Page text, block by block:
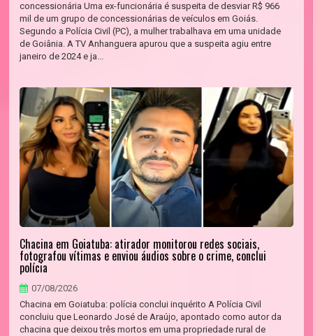
concessionária Uma ex-funcionária é suspeita de desviar R$ 966
mil de um grupo de concessionárias de veículos em Goiás.
Segundo a Polícia Civil (PC), a mulher trabalhava em uma unidade
de Goiânia. A TV Anhanguera apurou que a suspeita agiu entre
janeiro de 2024 e ja...
Chacina em Goiatuba: atirador monitorou redes sociais,
fotografou vítimas e enviou áudios sobre o crime, conclui
polícia
07/08/2026
Chacina em Goiatuba: polícia conclui inquérito A Polícia Civil
concluiu que Leonardo José de Araújo, apontado como autor da
chacina que deixou três mortos em uma propriedade rural de